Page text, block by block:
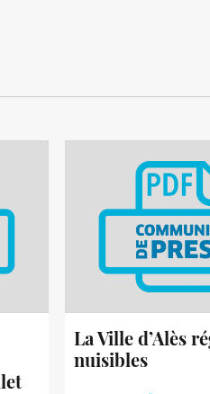
La Ville d’Alès
nuisibles